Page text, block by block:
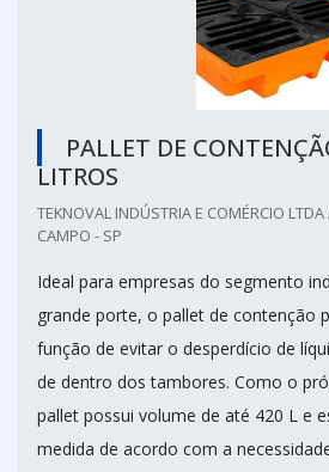
PALLET DE
LITROS
TEKNOVAL INDÚSTRIA E COMÉRCIO
CAMPO - SP
Ideal para empresas do segmento
grande porte, o pallet de contenção
função de evitar o desperdício de
de dentro dos tambores. Como o
pallet possui volume de até 420 L e
medida de acordo com a